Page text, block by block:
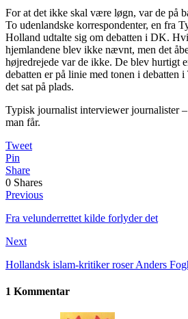
For at det ikke skal være løgn, var de på
To udenlandske korrespondenter, en fra
Holland udtalte sig om debatten i DK.
hjemlandene blev ikke nævnt, men det
højredrejede var de ikke. De blev hurtigt
debatten er på linie med tonen i debatten
det sat på plads.
Typisk journalist interviewer journalister
man får.
Tweet
Pin
Share
0 Shares
Previous
Fra velunderrettet kilde forlyder det
Next
Hollandsk islam-kritiker roser Anders
1 Kommentar